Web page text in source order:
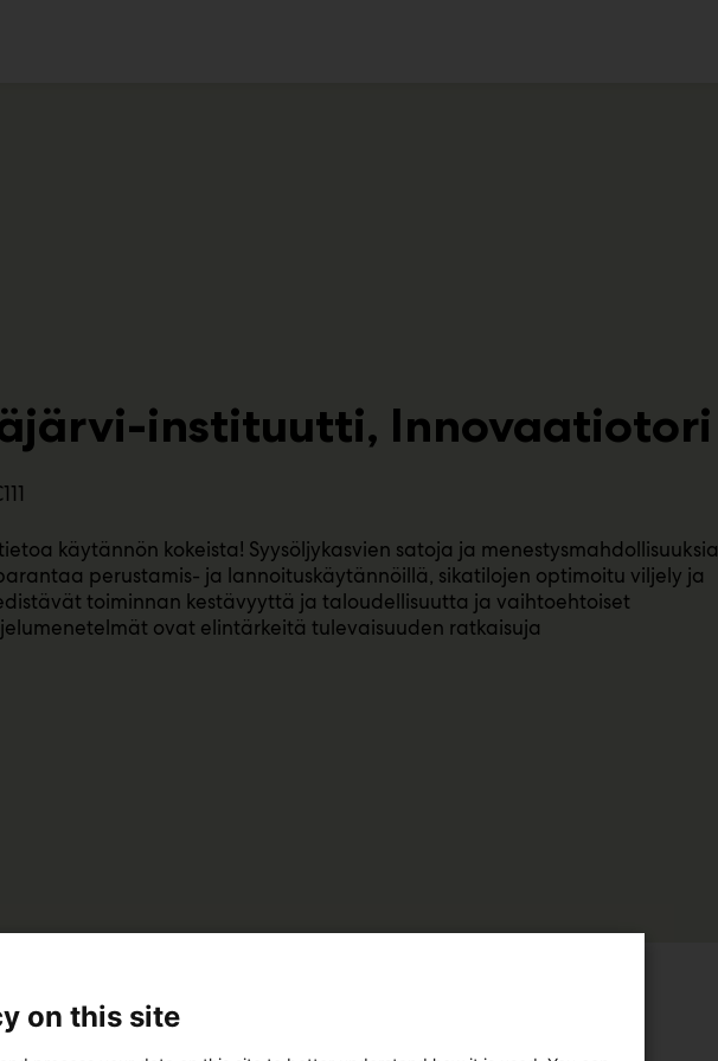
instituutti, Innovaatiotori
käytännön kokeista! Syysöljykasvien satoja ja menestysmahdollisuuksia
perustamis- ja lannoituskäytännöillä, sikatilojen optimoitu viljely ja
toiminnan kestävyyttä ja taloudellisuutta ja vaihtoehtoiset
ovat elintärkeitä tulevaisuuden ratkaisuja
on this site